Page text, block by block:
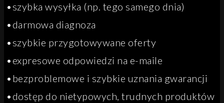
•szybka wysyłka (np. tego samego dnia)
•darmowa diagnoza
•szybkie przygotowywane oferty
•expresowe odpowiedzi na e-maile
•bezproblemowe i szybkie uznania gwarancji
•dostęp do nietypowych, trudnych produktów